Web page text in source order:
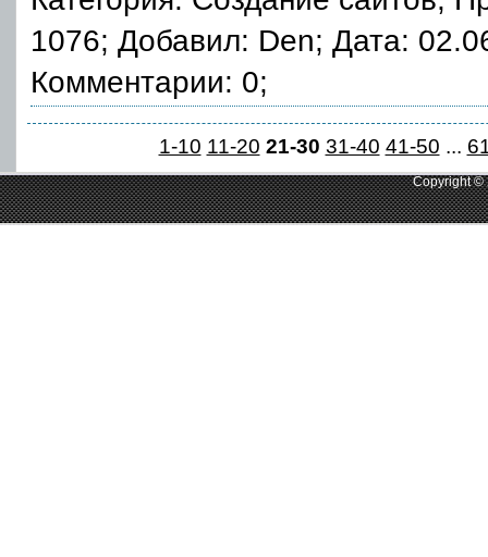
1076; Добавил: Den; Дата:
Комментарии: 0;
1-10 11-20 21-30 31-40 41-50 ...
Copyright ©